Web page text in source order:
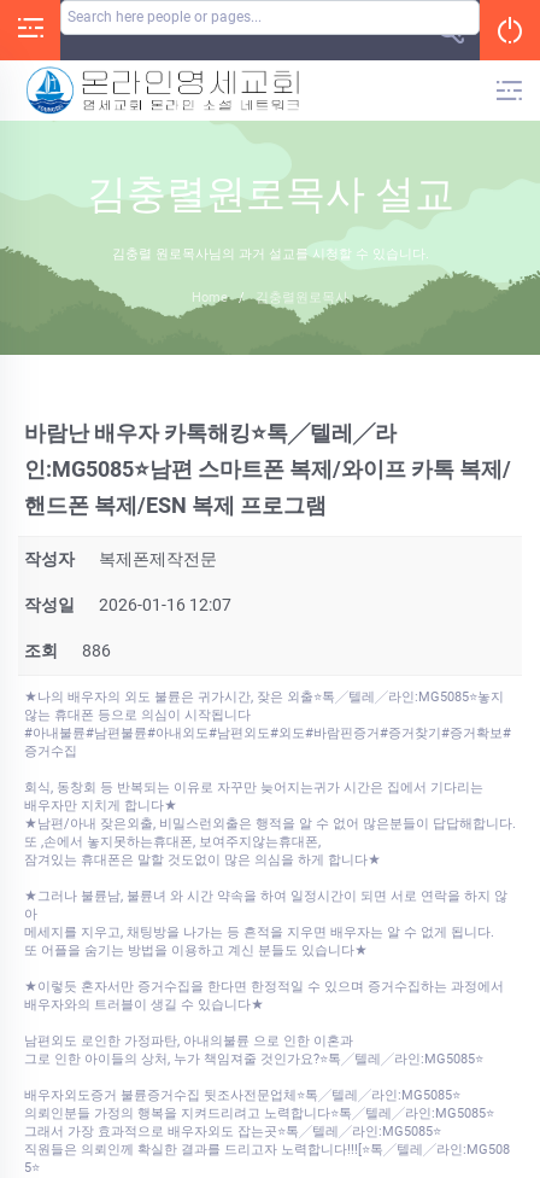
김충렬원로목사 설교
김충렬 원로목사님의 과거 설교를 시청할 수 있습니다.
Home / 김충렬원로목사
바람난 배우자 카톡해킹⭐톡╱텔레╱라
인:MG5085⭐남편 스마트폰 복제/와이프 카톡 복제/
핸드폰 복제/ESN 복제 프로그램
작성자 복제폰제작전문
작성일 2026-01-16 12:07
조회 886
★나의 배우자의 외도 불륜은 귀가시간, 잦은 외출⭐톡╱텔레╱라인:MG5085⭐놓지
않는 휴대폰 등으로 의심이 시작됩니다
#아내불륜#남편불륜#아내외도#남편외도#외도#바람핀증거#증거찾기#증거확보#
증거수집
회식, 동창회 등 반복되는 이유로 자꾸만 늦어지는귀가 시간은 집에서 기다리는
배우자만 지치게 합니다★
★남편/아내 잦은외출, 비밀스런외출은 행적을 알 수 없어 많은분들이 답답해합니다.
또 ,손에서 놓지못하는휴대폰, 보여주지않는휴대폰,
잠겨있는 휴대폰은 말할 것도없이 많은 의심을 하게 합니다★
★그러나 불륜남, 불륜녀 와 시간 약속을 하여 일정시간이 되면 서로 연락을 하지 않
아
메세지를 지우고, 채팅방을 나가는 등 흔적을 지우면 배우자는 알 수 없게 됩니다.
또 어플을 숨기는 방법을 이용하고 계신 분들도 있습니다★
★이렇듯 혼자서만 증거수집을 한다면 한정적일 수 있으며 증거수집하는 과정에서
배우자와의 트러블이 생길 수 있습니다★
남편외도 로인한 가정파탄, 아내의불륜 으로 인한 이혼과
그로 인한 아이들의 상처, 누가 책임져줄 것인가요?⭐톡╱텔레╱라인:MG5085⭐
배우자외도증거 불륜증거수집 뒷조사전문업체⭐톡╱텔레╱라인:MG5085⭐
의뢰인분들 가정의 행복을 지켜드리려고 노력합니다⭐톡╱텔레╱라인:MG5085⭐
그래서 가장 효과적으로 배우자외도 잡는곳⭐톡╱텔레╱라인:MG5085⭐
직원들은 의뢰인께 확실한 결과를 드리고자 노력합니다!!![⭐톡╱텔레╱라인:MG508
5⭐